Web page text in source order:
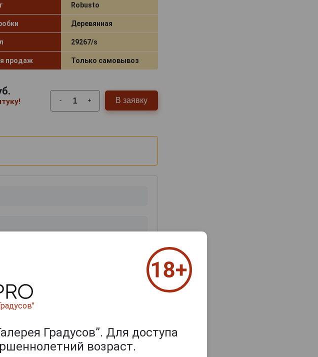
Robusto
Деревянная
29267/s
продаж Только самовывоз
- + В заявку
из 2000 знаков
Градусов”. Для доступа
возраст.